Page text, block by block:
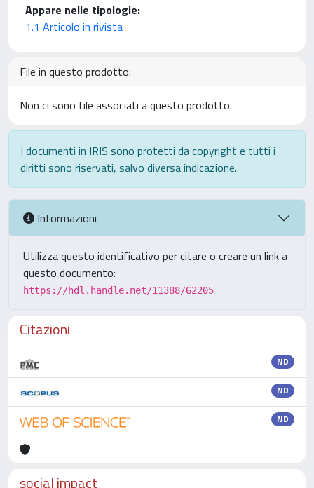
Appare nelle tipologie:
1.1 Articolo in rivista
File in questo prodotto:
Non ci sono file associati a questo prodotto.
I documenti in IRIS sono protetti da copyright e tutti i
diritti sono riservati, salvo diversa indicazione.
Informazioni
Utilizza questo identificativo per citare o creare un link a
questo documento:
https://hdl.handle.net/11388/62205
Citazioni
ND
ND
ND
social impact